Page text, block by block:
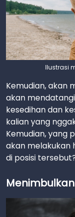
Ilustrasi
Kemudian, akan
akan
kesedihan dan
kalian yang
Kemudian, yang
akan melakukan
di posisi